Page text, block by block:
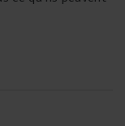
couche
ce qui le rend
Cela garantit
que tu puisses
solide et